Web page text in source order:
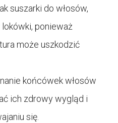
suszarki do włosów,
ponieważ
może uszkodzić
końcówek włosów
ich zdrowy wygląd i
się.